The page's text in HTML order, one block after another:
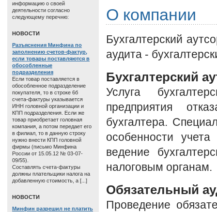
О компании
Бухгалтерский
аудита -
Бухгалтерский
Услуга
предприятия
бухгалтера.
особенности
ведение
налоговым органам.
Обязательный
Проведение
информацию о своей
деятельности согласно
следующему перечню:
HОВОСТИ
Разъяснения Минфина по
заполнению счетов-фактур,
если товары поставляются в
обособленные
подразделения
Если товар поставляется в
обособленное подразделение
покупателя, то в строке 6б
счета-фактуры указывается
ИНН головной организации и
КПП подразделения. Если же
товар приобретает головная
компания, а потом передает его
в филиал, то в данную строку
нужно внести КПП головной
фирмы (письмо Минфина
России от 15.05.12 № 03-07-
09/55).
Составлять счета-фактуры
должны плательщики налога на
добавленную стоимость, а [...]
HОВОСТИ
Минфин разрешил не платить